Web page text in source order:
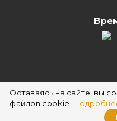
Оставаясь на сайте, вы
файлов cookie.